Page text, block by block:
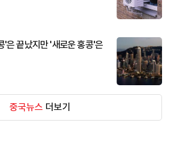
'은 끝났지만 '새로운 홍콩'은
중국뉴스 더보기